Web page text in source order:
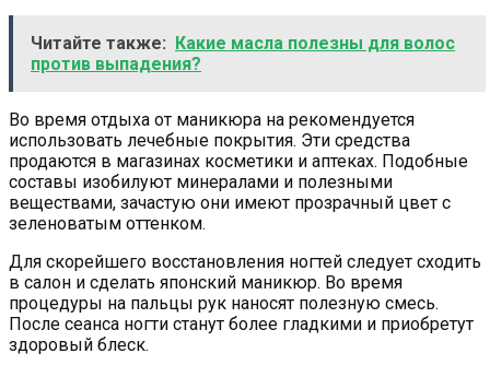
Читайте также:
Какие масла полезны для волос
против выпадения?
Во время отдыха от маникюра на рекомендуется
использовать лечебные покрытия. Эти средства
продаются в магазинах косметики и аптеках. Подобные
составы изобилуют минералами и полезными
веществами, зачастую они имеют прозрачный цвет с
зеленоватым оттенком.
Для скорейшего восстановления ногтей следует сходить
в салон и сделать японский маникюр. Во время
процедуры на пальцы рук наносят полезную смесь.
После сеанса ногти станут более гладкими и приобретут
здоровый блеск.